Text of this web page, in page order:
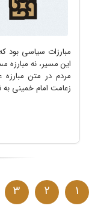
این مسیر، نه مبارزه
مردم در متن مبارزه
زعامت امام خمینی به
1
2
3